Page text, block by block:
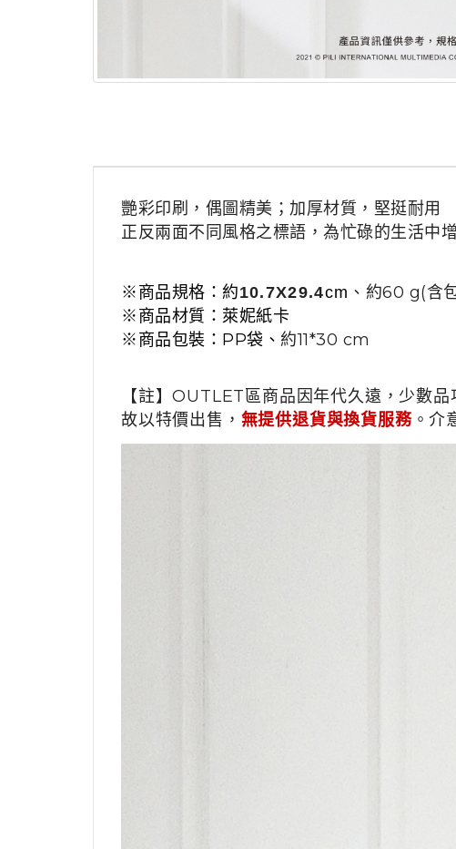
艷彩印刷，偶圖精美；加厚材質，堅挺耐用
正反兩面不同風格之標語，為忙碌的生活中
※商品規格：約10.7X29.4cm 、 約60 g(含
※商品材質：萊妮紙卡
※商品包裝： PP袋、 約11*30 cm
【註】OUTLET區商品因年代久遠，少數
故以特價出售， 無提供退貨與換貨服務。介